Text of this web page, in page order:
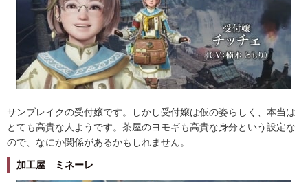
サンブレイクの受付嬢です。しかし受付嬢は仮の姿らしく、本当は
とても高貴な人ようです。茶屋のヨモギも高貴な身分という設定な
ので、なにか関係があるかもしれません。
加工屋 ミネーレ